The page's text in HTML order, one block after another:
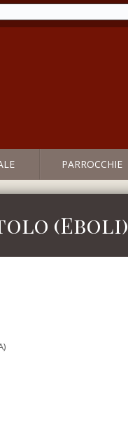
PARROCCHIE
(Eboli)